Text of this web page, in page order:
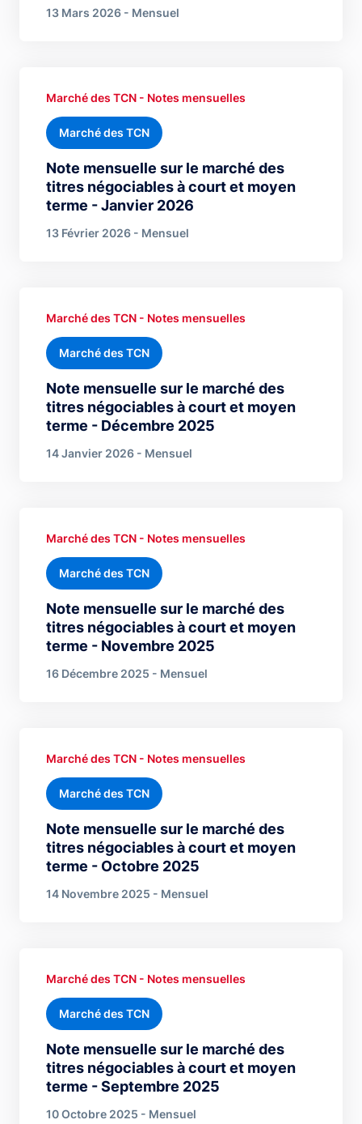
13 Mars 2026 - Mensuel
Note mensuelle sur le marché des
titres négociables à court et moyen
terme - Janvier 2026
Marché des TCN - Notes mensuelles
Marché des TCN
13 Février 2026 - Mensuel
Note mensuelle sur le marché des
titres négociables à court et moyen
terme - Décembre 2025
Marché des TCN - Notes mensuelles
Marché des TCN
14 Janvier 2026 - Mensuel
Note mensuelle sur le marché des
titres négociables à court et moyen
terme - Novembre 2025
Marché des TCN - Notes mensuelles
Marché des TCN
16 Décembre 2025 - Mensuel
Note mensuelle sur le marché des
titres négociables à court et moyen
terme - Octobre 2025
Marché des TCN - Notes mensuelles
Marché des TCN
14 Novembre 2025 - Mensuel
Note mensuelle sur le marché des
titres négociables à court et moyen
terme - Septembre 2025
Marché des TCN - Notes mensuelles
Marché des TCN
10 Octobre 2025 - Mensuel